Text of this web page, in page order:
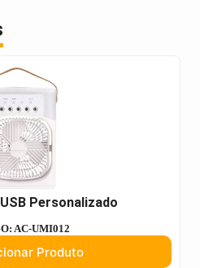
Personalizado
AC-UMI012
Produto